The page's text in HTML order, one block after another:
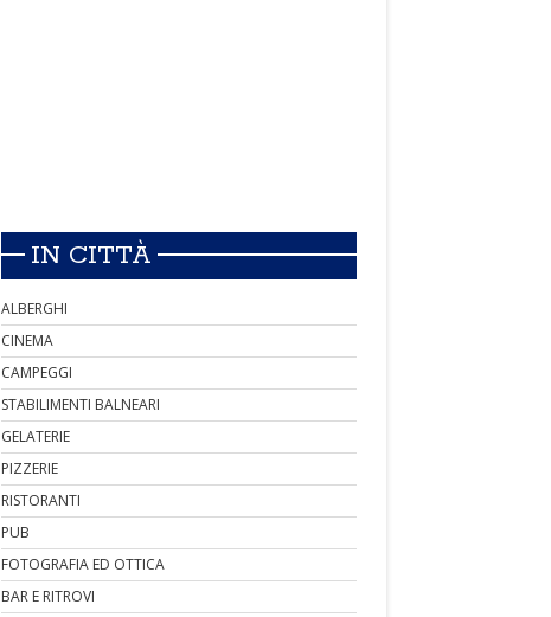
IN CITTÀ
ALBERGHI
CINEMA
CAMPEGGI
STABILIMENTI BALNEARI
GELATERIE
PIZZERIE
RISTORANTI
PUB
FOTOGRAFIA ED OTTICA
BAR E RITROVI